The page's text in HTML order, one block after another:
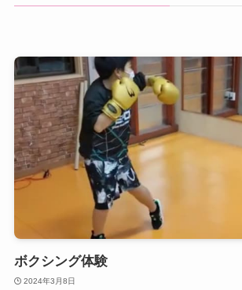
ボクシング体験
2024年3月8日